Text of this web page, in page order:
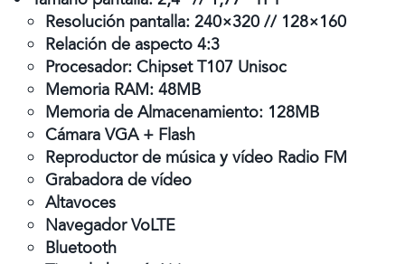
Resolución pantalla: 240×320 // 128×160
Relación de aspecto 4:3
Procesador: Chipset T107 Unisoc
Memoria RAM: 48MB
Memoria de Almacenamiento: 128MB
Cámara VGA + Flash
Reproductor de música y vídeo Radio FM
Grabadora de vídeo
Altavoces
Navegador VoLTE
Bluetooth